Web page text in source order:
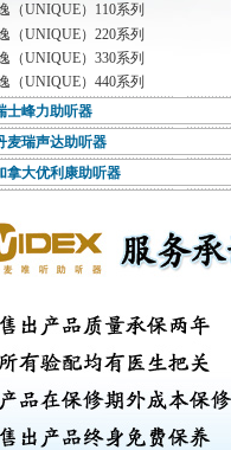
（UNIQUE）110系列
（UNIQUE）220系列
（UNIQUE）330系列
（UNIQUE）440系列
士峰力助听器
麦瑞声达助听器
拿大优利康助听器